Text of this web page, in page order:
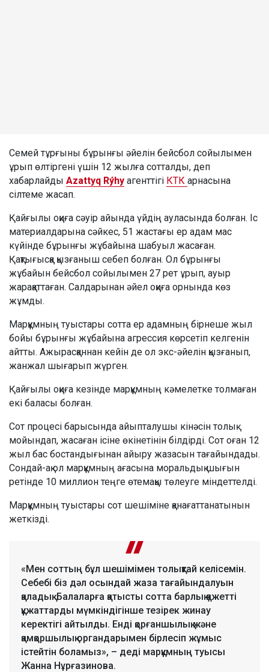
Семей тұрғыны бұрынғы әйелін бейсбол сойылымен
ұрып өлтіргені үшін 12 жылға сотталды, деп
хабарлайды Azattyq Rýhy агенттігі КТК арнасына
сілтеме жасап.
Қайғылы оқиға сәуір айында үйдің ауласында болған. Іс
материалдарына сәйкес, 51 жастағы ер адам мас
күйінде бұрынғы жұбайына шабуыл жасаған.
Қақтығысқа қызғаныш себеп болған. Ол бұрынғы
жұбайын бейсбол сойылымен 27 рет ұрып, ауыр
жарақаттаған. Салдарынан әйел оқиға орнында көз
жұмды.
Марқұмның туыстары сотта ер адамның бірнеше жыл
бойы бұрынғы жұбайына агрессия көрсетіп келгенін
айтты. Ажырасқаннан кейін де ол экс-әйелін қызғанып,
жанжал шығарып жүрген.
Қайғылы оқиға кезінде марқұмның кәмелетке толмаған
екі баласы болған.
Сот процесі барысында айыпталушы кінәсін толық
мойындап, жасаған ісіне өкінетінін білдірді. Сот оған 12
жыл бас бостандығынан айыру жазасын тағайындады.
Сондай-ақ ол марқұмның ағасына моральдық шығын
ретінде 10 миллион теңге өтемақы төлеуге міндеттелді.
Марқұмның туыстары сот шешіміне қанағаттанатынын
жеткізді.
«Мен соттың бұл шешімімен толықтай келісемін.
Себебі біз дәл осындай жаза тағайындалуын
қаладық. Балаларға қатысты сотта барлық қажетті
құжаттарды мүмкіндігінше тезірек жинау
керектігі айтылды. Енді қорғаншылық және
қамқоршылық органдарымен бірлесіп жұмыс
істейтін боламыз», – деді марқұмның туысы
Жанна Нұрғазинова.